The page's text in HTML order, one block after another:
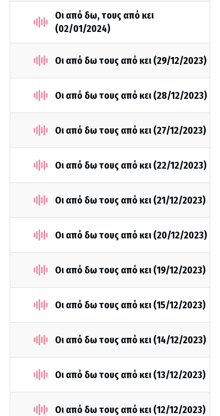
Οι από δω, τους από κει
(02/01/2024)
Οι από δω τους από κει (29/12/2023)
Οι από δω τους από κει (28/12/2023)
Οι από δω τους από κει (27/12/2023)
Οι από δω τους από κει (22/12/2023)
Οι από δω τους από κει (21/12/2023)
Οι από δω τους από κει (20/12/2023)
Οι από δω τους από κει (19/12/2023)
Οι από δω τους από κει (15/12/2023)
Οι από δω τους από κει (14/12/2023)
Οι από δω τους από κει (13/12/2023)
Οι από δω τους από κει (12/12/2023)